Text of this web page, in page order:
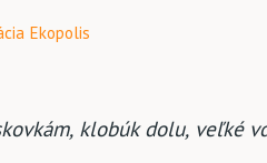
Ekopolis
klobúk dolu, veľké